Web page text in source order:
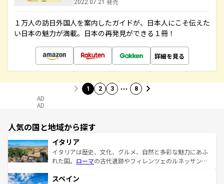
2022.07.21 発売
１万人の訪日外国人を案内したガイドが、日本人にこそ伝えた
い日本の魅力が満載。日本の再発見ができる１冊！
詳細を見る
1 2 3 … 8
AD
AD
人気の国と地域から探す
イタリア
イタリアは歴史、文化、グルメ、自然と多彩な魅力にあふ
れた国。 ローマの古代遺跡やフィレンツェのルネッサンス
ろん、トスカーナの美しい田園風景やアマルフィ海岸の絶
スペイン